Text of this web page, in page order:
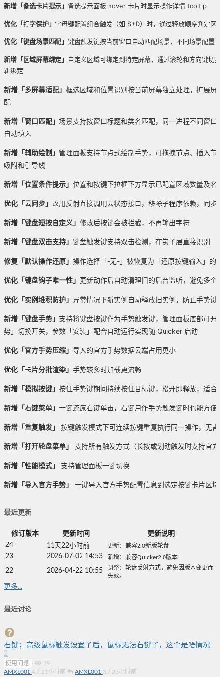
新增「备选卡片提示」 备选提示面板 hover 卡片时显示操作详情 tooltip
优化「打字保护」 字母键配置组合触发（如 S+D）时，通过释放顺序判定区
优化「键盘场景匹配」 键盘触发键按当前窗口自动匹配场景，不同场景配置
新增「区域屏幕绑定」
自定义区域可绑定到特定屏幕，通过滚轮和方向键切
新绑定
新增「多屏幕适配」 框选区域和位置识别按当前屏幕独立处理，扩展
配
新增「窗口匹配」 场景支持按窗口标题和类名匹配，同一进程不同窗
自动填入
新增「辅助绘制」 管理面板支持节点式绘制手势，可拖拽节点、插入
吸附和引导线
新增「位置条件提示」 位置和按键下拉框下方显示已配置区域数量及
优化「云同步」 改用反射直接调用云状态接口，移除子程序依赖，同步
新增 「键盘短按自定义 」 修改后按键会被拦截，不再输出字符
新增 「键盘双击支持」 键盘触发键支持双击检测，在钩子层直接识别
修复 「默认操作还原」 操作选择「-无-」被恢复为「还原按键输入」的
优化 「键盘钩子唯一性」 更新动作后自动清理旧的后台监听，避免多个
优化 「实例堆积防护」 异常情况下新实例自动释放旧实例，防止手势键
新增「键盘手势」 支持将键盘按键作为手势触发键，管理面板底部可
势」切换开关，参数「安装」配合自动运行实现随 Quicker 启动
优化 「官方手势压缩」 导入的官方手势数据云端占用更小
优化 「卡片分批渲染」 手势较多时加载更流畅
新增「模拟按键」 按住手势键期间持续按住目标键，松开即释放，适
新增「右键菜单」 一键还原右键单击，右键用作手势触发键时也能方便
新增「重复触发」 按键触发模式下可连续按键重复执行同一操作，无
新增「打开轮盘菜单」 支持所有触发方式（长按或划动触发时支持官
新增「性能模式」 支持管理面板一键切换
新增「导入官方手势」 一键导入官方手势配置信息到选定按键卡片区
最近更新
修订版本 更新时间
更新说明
24
11天22小时前 更新：兼容2.0新版轮盘
23 2026-07-02 14:53 新增：兼容Quicker2.0版本
22 2026-04-22 10:55
调整：轮盘反射方式，避免因版本变更而
失效。
更多...
最近讨论
右键；高级鼠标触发设置了后，鼠标无法右键了，这个是啥情况
2
使用问题 ·
29
AMXL001 4天21小时前 AMXL001 3天23小时前